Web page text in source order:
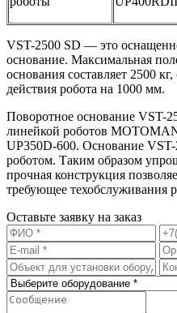
VST-2500 SD — это
основание. Максимальная
основания составляет 2500
действия робота на 1000 мм.
Поворотное основание VST-
линейкой роботов
UP350D-600. Основание VST-
роботом. Таким образом
прочная конструкция
требующее техобслуживания
Оставьте заявку на заказ